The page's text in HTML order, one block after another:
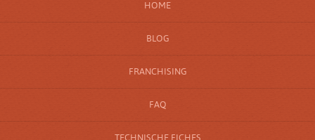
HOME
BLOG
FRANCHISING
FAQ